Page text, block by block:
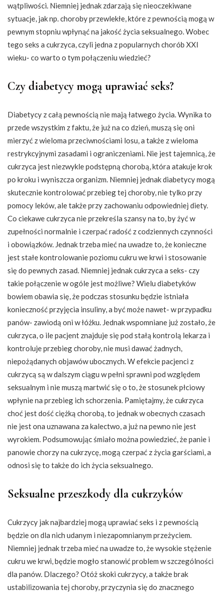
wątpliwości. Niemniej jednak zdarzają się nieoczekiwane
sytuacje, jak np. choroby przewlekłe, które z pewnością mogą w
pewnym stopniu wpłynąć na jakość życia seksualnego. Wobec
tego seks a cukrzyca, czyli jedna z popularnych chorób XXI
wieku- co warto o tym połączeniu wiedzieć?
Czy diabetycy mogą uprawiać seks?
Diabetycy z całą pewnością nie mają łatwego życia. Wynika to
przede wszystkim z faktu, że już na co dzień, muszą się oni
mierzyć z wieloma przeciwnościami losu, a także z wieloma
restrykcyjnymi zasadami i ograniczeniami. Nie jest tajemnicą, że
cukrzyca jest niezwykle podstępną chorobą, która atakuje krok
po kroku i wyniszcza organizm. Niemniej jednak diabetycy mogą
skutecznie kontrolować przebieg tej choroby, nie tylko przy
pomocy leków, ale także przy zachowaniu odpowiedniej diety.
Co ciekawe cukrzyca nie przekreśla szansy na to, by żyć w
zupełności normalnie i czerpać radość z codziennych czynności
i obowiązków. Jednak trzeba mieć na uwadze to, że konieczne
jest stałe kontrolowanie poziomu cukru we krwi i stosowanie
się do pewnych zasad. Niemniej jednak cukrzyca a seks- czy
takie połączenie w ogóle jest możliwe? Wielu diabetyków
bowiem obawia się, że podczas stosunku będzie istniała
konieczność przyjęcia insuliny, a być może nawet- w przypadku
panów- zawiodą oni w łóżku. Jednak wspomniane już zostało, że
cukrzyca, o ile pacjent znajduje się pod stałą kontrolą lekarza i
kontroluje przebieg choroby, nie musi dawać żadnych,
niepożądanych objawów ubocznych. W efekcie pacjenci z
cukrzycą są w dalszym ciągu w pełni sprawni pod względem
seksualnym i nie muszą martwić się o to, że stosunek płciowy
wpłynie na przebieg ich schorzenia. Pamiętajmy, że cukrzyca
choć jest dość ciężką chorobą, to jednak w obecnych czasach
nie jest ona uznawana za kalectwo, a już na pewno nie jest
wyrokiem. Podsumowując śmiało można powiedzieć, że panie i
panowie chorzy na cukrzycę, mogą czerpać z życia garściami, a
odnosi się to także do ich życia seksualnego.
Seksualne przeszkody dla cukrzyków
Cukrzycy jak najbardziej mogą uprawiać seks i z pewnością
będzie on dla nich udanym i niezapomnianym przeżyciem.
Niemniej jednak trzeba mieć na uwadze to, że wysokie stężenie
cukru we krwi, będzie mogło stanowić problem w szczególności
dla panów. Dlaczego? Otóż skoki cukrzycy, a także brak
ustabilizowania tej choroby, przyczynia się do znacznego